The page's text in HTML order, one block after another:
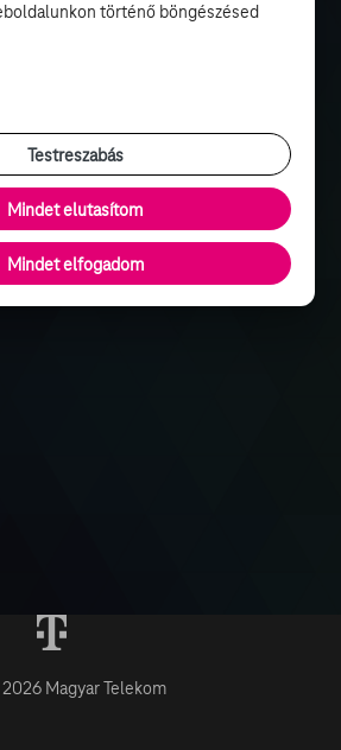
Magyar Telekom
történő böngészésed
Testreszabás
Mindet elutasítom
Mindet elfogadom